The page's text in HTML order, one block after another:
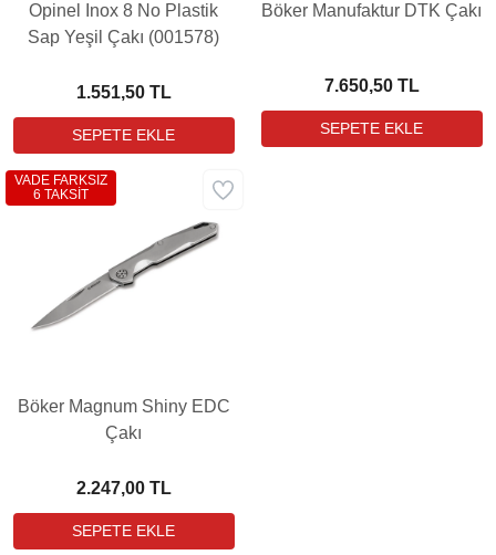
Opinel Inox 8 No Plastik
Sap Yeşil Çakı (001578)
1.551,50 TL
Böker Manufaktur DTK Çakı
7.650,50 TL
Böker Magnum Shiny EDC
Çakı
2.247,00 TL
VADE FARKSIZ
6 TAKSİT